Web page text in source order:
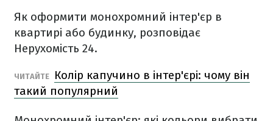
Як оформити монохромний інтер'єр в
квартирі або будинку, розповідає
Нерухомість 24.
ЧИТАЙТЕ
Колір капучино в інтер'єрі: чому він
такий популярний